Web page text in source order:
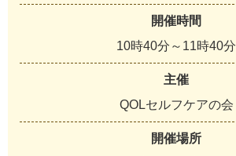
開催時間
10時40分～11時40分
主催
QOLセルフケアの会
開催場所